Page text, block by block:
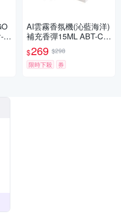
伯
AI雲霧香氛機(沁藍海洋)
補充香彈15ML ABT-C0
10
$269 $298
限時下殺
券